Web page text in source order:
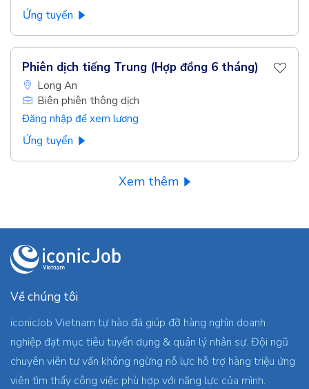
Ứng tuyển
Phiên dịch tiếng Trung (Hợp đồng 6 tháng)
Long An
Biên phiên thông dịch
Đăng nhập để xem lương
Ứng tuyển
Xem thêm
Về chúng tôi
iconicJob Vietnam tự hào đã giúp đỡ hàng nghìn doanh
nghiệp đạt mục tiêu tuyển dụng & quản lý nhân sự. Đội ngũ
chuyên viên tư vấn không ngừng nỗ lực hỗ trợ hàng triệu ứng
viên tìm thấy công việc phù hợp với năng lực của mình.